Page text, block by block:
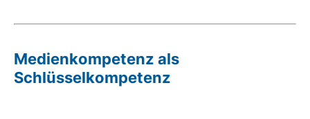
Medienkompetenz als
Schlüsselkompetenz